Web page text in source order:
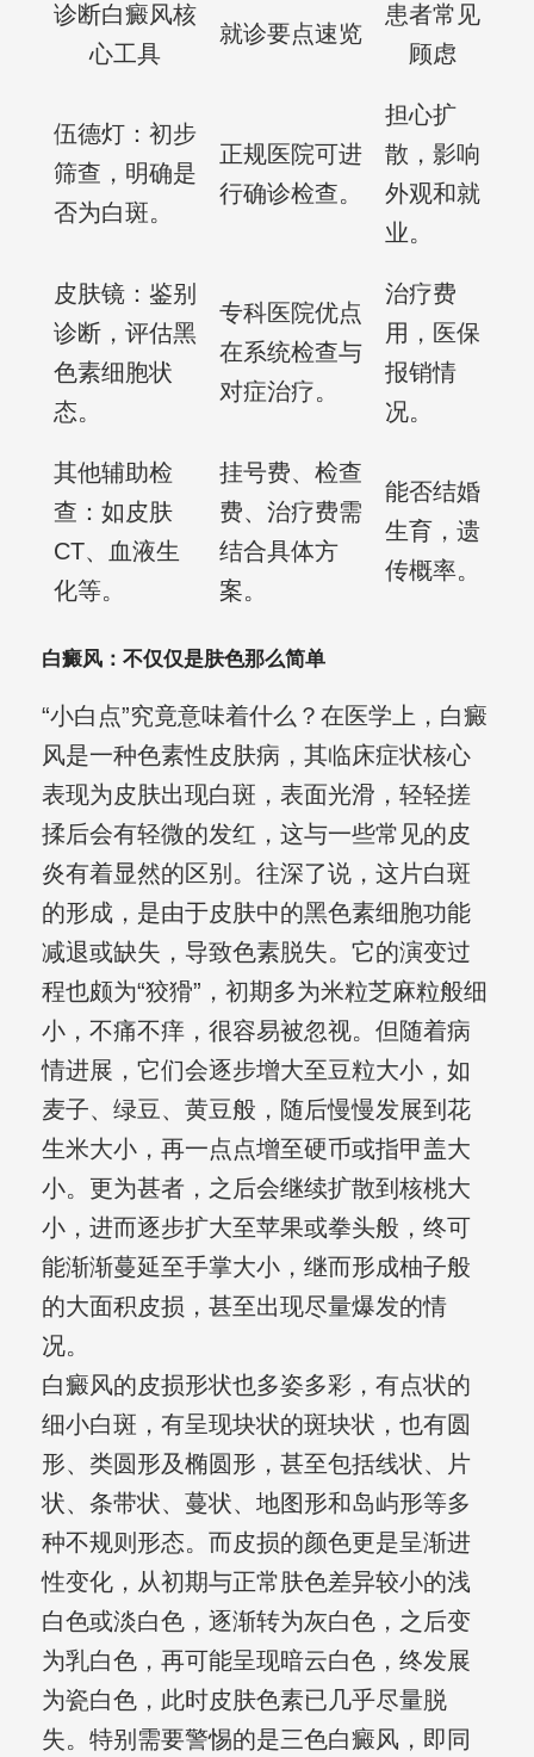
诊断白癜风核
心工具
就诊要点速览
患者常见
顾虑
伍德灯：初步
筛查，明确是
否为白斑。
正规医院可进
行确诊检查。
担心扩
散，影响
外观和就
业。
皮肤镜：鉴别
诊断，评估黑
色素细胞状
态。
专科医院优点
在系统检查与
对症治疗。
治疗费
用，医保
报销情
况。
其他辅助检
查：如皮肤
CT、血液生
化等。
挂号费、检查
费、治疗费需
结合具体方
案。
能否结婚
生育，遗
传概率。
白癜风：不仅仅是肤色那么简单
“小白点”究竟意味着什么？在医学上，白癜
风是一种色素性皮肤病，其临床症状核心
表现为皮肤出现白斑，表面光滑，轻轻搓
揉后会有轻微的发红，这与一些常见的皮
炎有着显然的区别。往深了说，这片白斑
的形成，是由于皮肤中的黑色素细胞功能
减退或缺失，导致色素脱失。它的演变过
程也颇为“狡猾”，初期多为米粒芝麻粒般细
小，不痛不痒，很容易被忽视。但随着病
情进展，它们会逐步增大至豆粒大小，如
麦子、绿豆、黄豆般，随后慢慢发展到花
生米大小，再一点点增至硬币或指甲盖大
小。更为甚者，之后会继续扩散到核桃大
小，进而逐步扩大至苹果或拳头般，终可
能渐渐蔓延至手掌大小，继而形成柚子般
的大面积皮损，甚至出现尽量爆发的情
况。
白癜风的皮损形状也多姿多彩，有点状的
细小白斑，有呈现块状的斑块状，也有圆
形、类圆形及椭圆形，甚至包括线状、片
状、条带状、蔓状、地图形和岛屿形等多
种不规则形态。而皮损的颜色更是呈渐进
性变化，从初期与正常肤色差异较小的浅
白色或淡白色，逐渐转为灰白色，之后变
为乳白色，再可能呈现暗云白色，终发展
为瓷白色，此时皮肤色素已几乎尽量脱
失。特别需要警惕的是三色白癜风，即同